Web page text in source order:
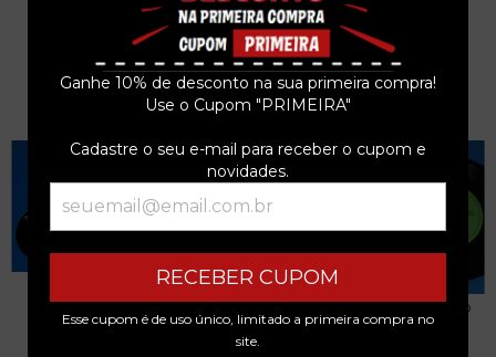
Ganhe 10% de desconto na sua primeira compra!
Use o Cupom "PRIMEIRA"
Cadastre o seu e-mail para receber o cupom e
novidades.
RECEBER CUPOM
Esse cupom é de uso único, limitado a primeira compra no
site.
INTERIOR - 7 COM...
R$84,99
R$28,33 sem juros
JOHNNY CLEGG & SAVUKA -
THIRD WORLD...
R$21,25
3 x de R$7,08 sem juros
EVERCLEAR - SO MUCH FOR
THE AFTERGLOW -...
R$25,49
TAKINHO / ZEZÉ - COMPACTO
RARO ITAIPU 19...